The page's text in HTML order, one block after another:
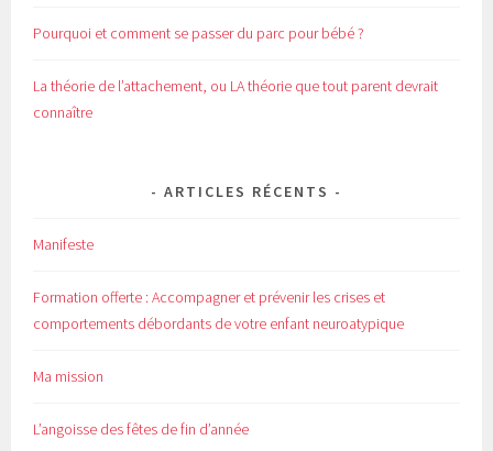
Pourquoi et comment se passer du parc pour bébé ?
La théorie de l’attachement, ou LA théorie que tout parent devrait
connaître
ARTICLES RÉCENTS
Manifeste
Formation offerte : Accompagner et prévenir les crises et
comportements débordants de votre enfant neuroatypique
Ma mission
L’angoisse des fêtes de fin d’année